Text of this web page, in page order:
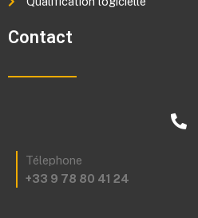
Contact
Télephone
+33 9 78 80 41 24